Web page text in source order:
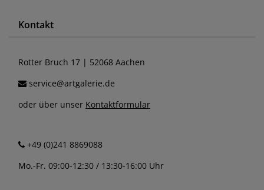
Kontakt
Rotter Bruch 17 | 52068 Aachen
service@artgalerie.de
oder über unser Kontaktformular
+49 (0)241 8869088
Mo.-Fr. 09:00-12:30 / 13:30-16:00 Uhr